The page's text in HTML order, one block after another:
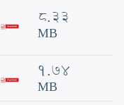
8.33
MB
1.74
MB